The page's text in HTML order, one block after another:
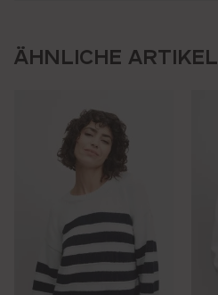
ÄHNLICHE ARTIKEL